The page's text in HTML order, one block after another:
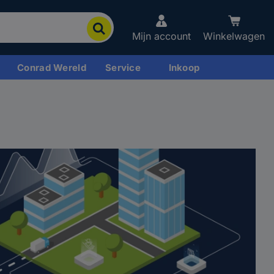
Mijn account Winkelwagen
Conrad Wereld Service Inkoop